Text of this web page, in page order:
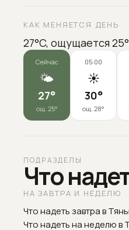
КАК МЕНЯЕТСЯ ДЕНЬ
27°C, ощущается
Сейчас
🌤️
27°
ощ. 25°
05:00
☀️
30°
ощ. 28°
ПОДРАЗДЕЛЫ
Что
НА ЗАВТРА И НЕДЕЛЮ
Что надеть завтра в
Что надеть на неделю в